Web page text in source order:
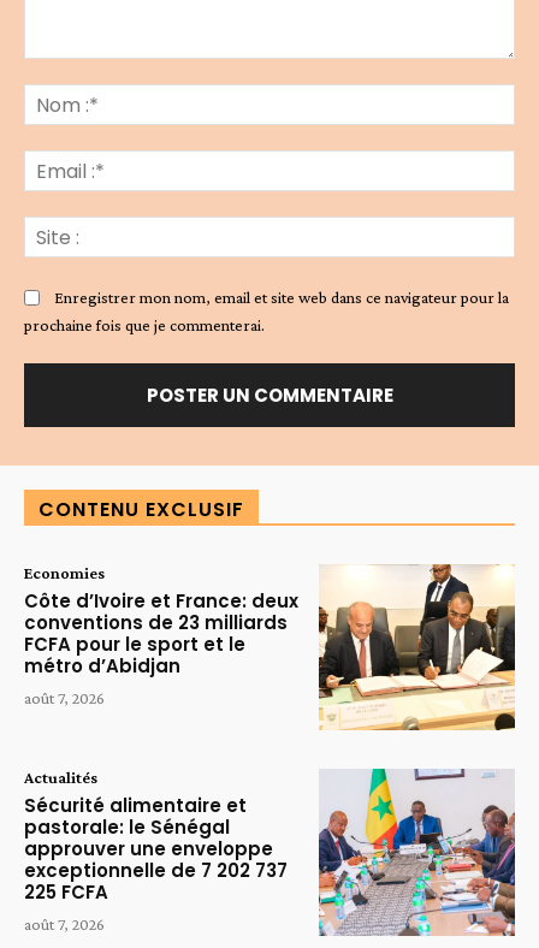
:*
:*
:
Enregistrer mon nom, email et site web dans ce navigateur pour la
prochaine fois que je commenterai.
CONTENU EXCLUSIF
Economies
Côte d’Ivoire et France: deux
conventions de 23 milliards
FCFA pour le sport et le
métro d’Abidjan
août 7, 2026
Actualités
Sécurité alimentaire et
pastorale: le Sénégal
approuver une enveloppe
exceptionnelle de 7 202 737
225 FCFA
août 7, 2026